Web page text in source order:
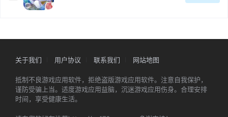
关于我们 用户协议 联系我们 网站地图
抵制不良游戏应用软件，拒绝盗版游戏应用软件。注意自我保护，
谨防受骗上当。适度游戏应用益脑，沉迷游戏应用伤身。合理安排
时间，享受健康生活。